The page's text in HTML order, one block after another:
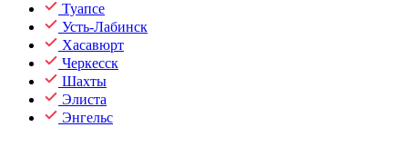
Туапсе
Усть-Лабинск
Хасавюрт
Черкесск
Шахты
Элиста
Энгельс